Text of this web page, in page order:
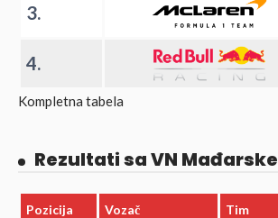
3.
4.
Kompletna tabela
Rezultati sa VN Mađarske
Pozicija Vozač Tim